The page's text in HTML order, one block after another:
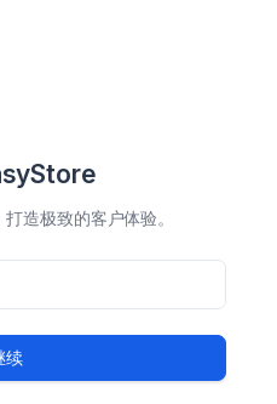
造极致的客户体验。
续